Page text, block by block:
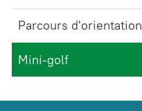
Parcours d'orientation
Mini-golf